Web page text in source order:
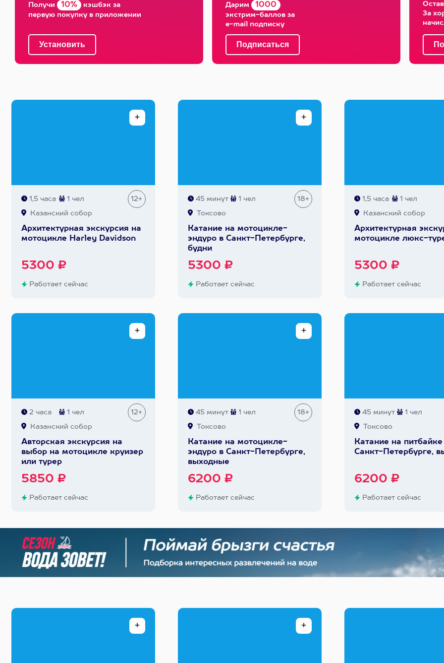
Получи 10% кэшбэк за
первую покупку в приложении
Дарим 1000
экстрим-баллов за
e-mail подписку
За
1,5 часа 1 чел 12+
Казанский собор
Архитектурная экскурсия на
мотоцикле Harley Davidson
5300 ₽
Работает сейчас
45 минут 1 чел 18+
Токсово
Катание на мотоцикле-
эндуро в Санкт-Петербурге,
будни
5300 ₽
Работает сейчас
1,5 часа 1 чел
Казанский собор
Архитектурная
мотоцикле люкс-
5300 ₽
Работает сейчас
2 часа 1 чел 12+
Казанский собор
Авторская экскурсия на
выбор на мотоцикле круизер
или турер
5850 ₽
Работает сейчас
45 минут 1 чел 18+
Токсово
Катание на мотоцикле-
эндуро в Санкт-Петербурге,
выходные
6200 ₽
Работает сейчас
45 минут 1 чел
Токсово
Катание на питбайке
Санкт-Петербурге,
6200 ₽
Работает сейчас